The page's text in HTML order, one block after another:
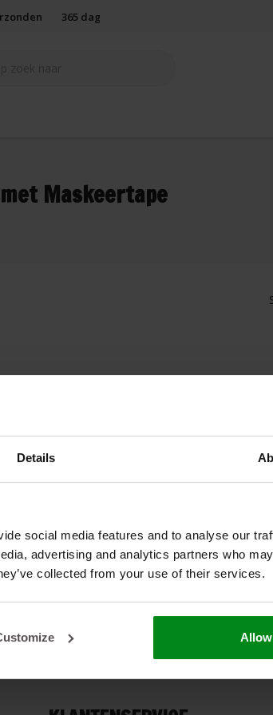
Details
social media features and to analyse our
advertising and analytics partners who
collected from your use of their services.
365 dagen retourbeleid
Maskeertape